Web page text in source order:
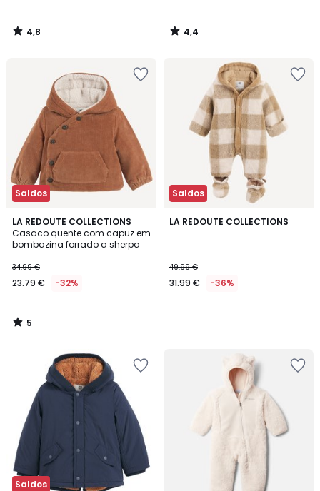
4,8
/
4,4
/
Saldos
LA REDOUTE COLLECTIONS
Casaco quente com capuz em
bombazina forrado a sherpa
34.99 €
23.79 € -32%
5
/
5
5
/
Saldos
LA REDOUTE COLLECTIONS
.
49.99 €
31.99 € -36%
Saldos